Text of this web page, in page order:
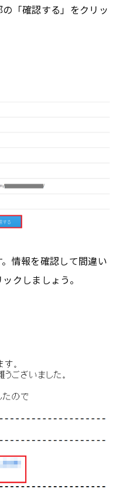
「確認する」をクリッ
情報を確認して間違い
クしましょう。